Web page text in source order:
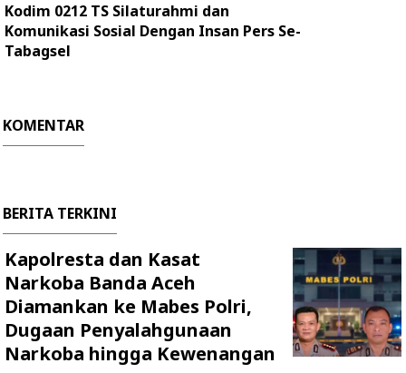
Kodim 0212 TS Silaturahmi dan
Komunikasi Sosial Dengan Insan Pers Se-
Tabagsel
KOMENTAR
BERITA TERKINI
Kapolresta dan Kasat
Narkoba Banda Aceh
Diamankan ke Mabes Polri,
Dugaan Penyalahgunaan
Narkoba hingga Kewenangan